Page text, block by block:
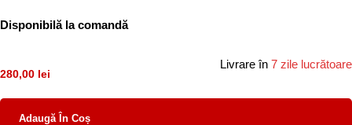
Disponibilă la comandă
280,00 lei
Livrare în 7 zile lucrătoare
Adaugă În Coș